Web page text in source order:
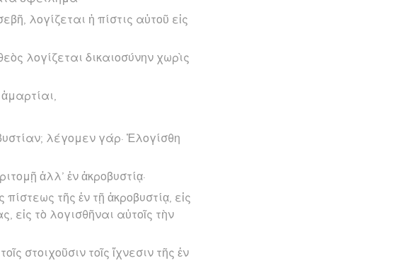
λογίζεται ἡ πίστις αὐτοῦ εἰς
λογίζεται δικαιοσύνην χωρὶς
λέγομεν γάρ· Ἐλογίσθη
ἀλλ’ ἐν ἀκροβυστίᾳ·
τῆς ἐν τῇ ἀκροβυστίᾳ, εἰς
εἰς τὸ λογισθῆναι αὐτοῖς τὴν
στοιχοῦσιν τοῖς ἴχνεσιν τῆς ἐν